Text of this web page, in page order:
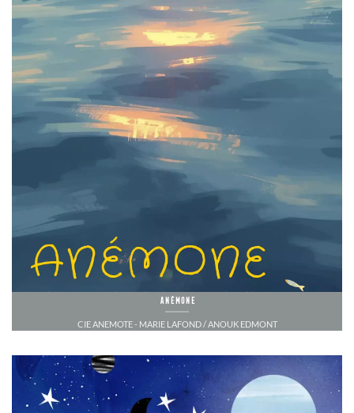
Anémone
CIE ANEMOTE - MARIE LAFOND / ANOUK EDMONT